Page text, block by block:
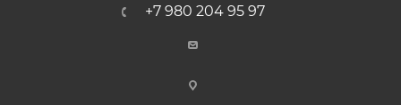
+7 980 204 95 97